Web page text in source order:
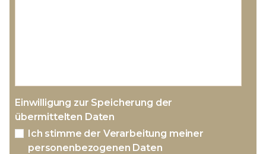
Einwilligung zur Speicherung der
übermittelten Daten
Ich stimme der Verarbeitung meiner
personenbezogenen Daten